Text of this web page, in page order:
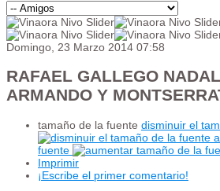
Domingo, 23 Marzo 2014 07:58
RAFAEL GALLEGO
ARMANDO Y
tamaño de la fuente disminuir el
fuente
Imprimir
¡Escribe el primer comentario!